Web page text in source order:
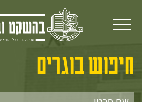
חיפוש בוגרים
שם